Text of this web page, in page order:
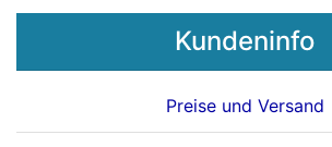
Kundeninfo
Preise und Versand